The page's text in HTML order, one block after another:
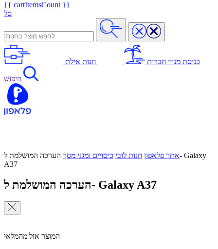
{{ cartItemsCount }}
סל
כניסת מנויי חברות חנות אילת
חיפוש
אתר פלאפון חנות לובי כיסויים ומגני מסך הערכה המושלמת ל- Galaxy
A37
הערכה המושלמת ל- Galaxy A37
המוצר אזל מהמלאי